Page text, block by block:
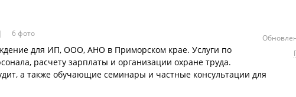
6 фото
для ИП, ООО, АНО в Приморском крае. Услуги по
расчету зарплаты и организации охране труда.
а также обучающие семинары и частные консультации для